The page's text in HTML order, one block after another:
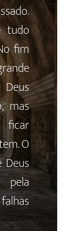
tudo
fim
mas
ficar
O